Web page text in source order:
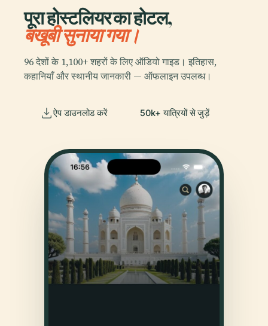
पूरा होस्टलियर का होटल,
बखूबी सुनाया गया।
96 देशों के 1,100+ शहरों के लिए ऑडियो गाइड। इतिहास,
कहानियाँ और स्थानीय जानकारी — ऑफलाइन उपलब्ध।
ऐप डाउनलोड करें 50k+ यात्रियों से जुड़ें